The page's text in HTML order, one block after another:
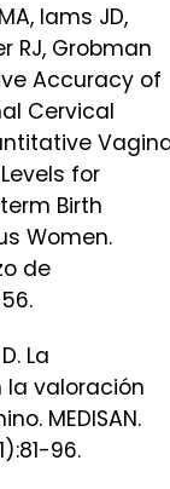
Iams JD,
RJ, Grobman
Accuracy of
Cervical
for
Birth
Women.
de
La
valoración
MEDISAN.
96.